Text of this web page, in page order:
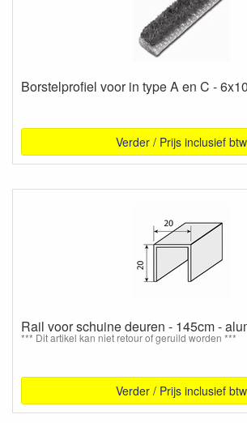
Borstelprofiel voor in type A en C -
Verder / Prijs inclusief btw
Rail voor schuine deuren - 145cm -
*** Dit artikel kan niet retour of geruild worden ***
Verder / Prijs inclusief btw